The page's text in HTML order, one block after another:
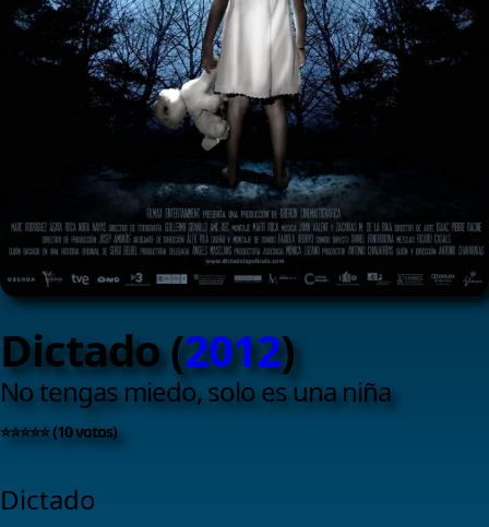
Dictado (2012)
No tengas miedo, solo es una niña
⭐⭐⭐⭐⭐ (10 votos)
Dictado